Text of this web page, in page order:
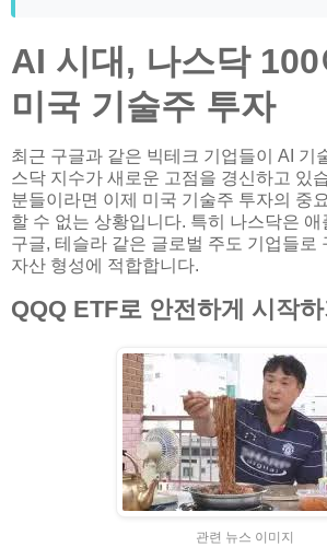
AI 시대, 나스닥
미국 기술주 투자
최근 구글과 같은 빅테크 기업들이 AI 기
스닥 지수가 새로운 고점을 경신하고 있
분들이라면 이제 미국 기술주 투자의 중
할 수 없는 상황입니다. 특히 나스닥은
구글, 테슬라 같은 글로벌 주도 기업들로
자산 형성에 적합합니다.
QQQ ETF로 안전하게 시작하
관련 뉴스 이미지